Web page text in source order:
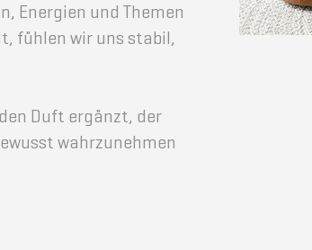
Energien und Themen
fühlen wir uns stabil,
Duft ergänzt, der
wahrzunehmen